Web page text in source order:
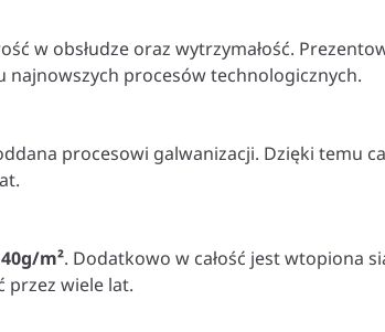
w obsłudze oraz wytrzymałość.
najnowszych procesów technologicznych.
procesowi galwanizacji. Dzięki temu
m². Dodatkowo w całość jest wtopiona
przez wiele lat.